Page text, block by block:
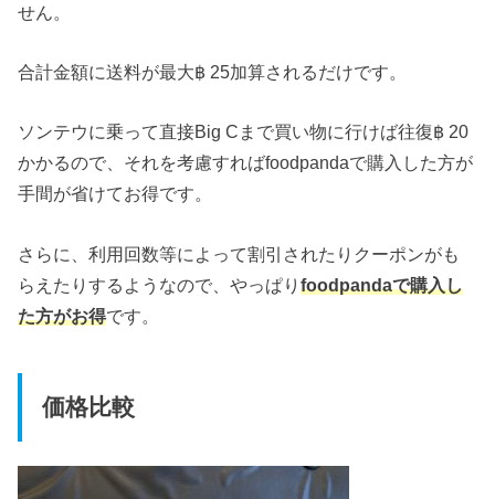
せん。
合計金額に送料が最大฿ 25加算されるだけです。
ソンテウに乗って直接Big Cまで買い物に行けば往復฿ 20
かかるので、それを考慮すればfoodpandaで購入した方が
手間が省けてお得です。
さらに、利用回数等によって割引されたりクーポンがも
らえたりするようなので、やっぱりfoodpandaで購入し
た方がお得です。
価格比較